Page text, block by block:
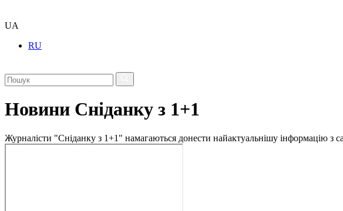
UA
RU
Новини Сніданку з 1+1
Журналісти "Сніданку з 1+1" намагаються донести найактуальнішу інформацію з